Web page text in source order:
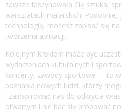
zawsze fascynowała Cię sztuka,
warsztatach malarskich. Podobnie,
technologią, możesz zapisać się
tworzenia aplikacji.
Kolejnym krokiem może być
wydarzeniach kulturalnych i
koncerty, zawody sportowe — to
poznania nowych ludzi, którzy
i zainspirować nas do odkrycia
otwartym i nie bać się próbować